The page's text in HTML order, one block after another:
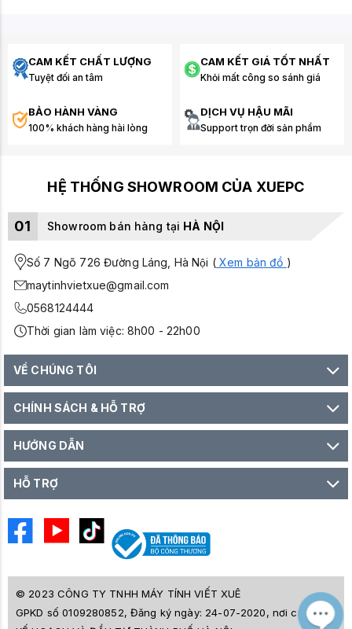
CAM KẾT CHẤT LƯỢNG
Tuyệt đối an tâm
CAM KẾT GIÁ TỐT NHẤT
Khỏi mất công so sánh giá
BẢO HÀNH VÀNG
100% khách hàng hài lòng
DỊCH VỤ HẬU MÃI
Support trọn đời sản phẩm
HỆ THỐNG SHOWROOM CỦA XUEPC
01 Showroom bán hàng tại HÀ NỘI
Số 7 Ngõ 726 Đường Láng, Hà Nội (Xem bản đồ )
maytinhvietxue@gmail.com
0568124444
Thời gian làm việc: 8h00 - 22h00
VỀ CHÚNG TÔI
CHÍNH SÁCH & HỖ TRỢ
HƯỚNG DẪN
HỖ TRỢ
© 2023 CÔNG TY TNHH MÁY TÍNH VIẾT XUÊ
GPKD số 0109280852, Đăng ký ngày: 24-07-2020, nơi cấp SỞ